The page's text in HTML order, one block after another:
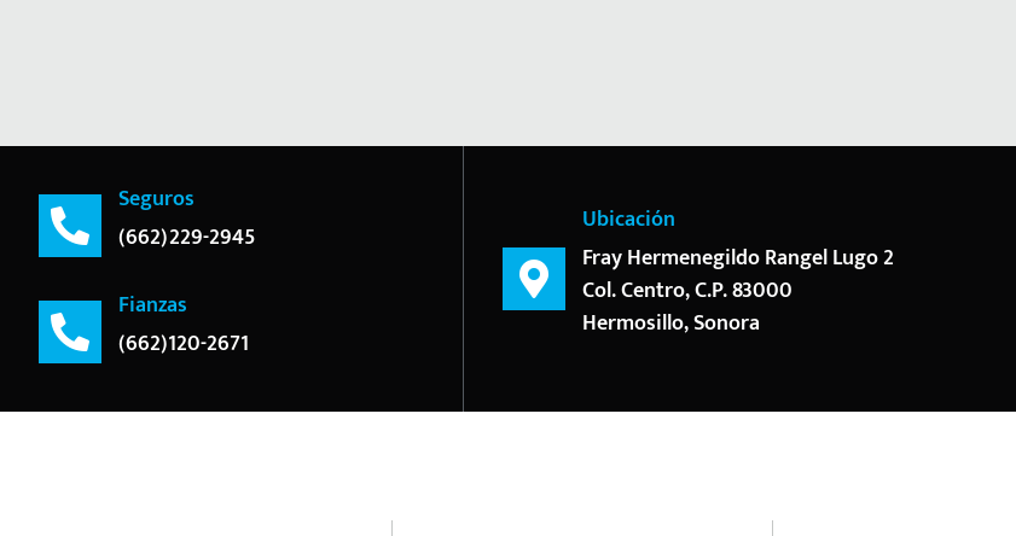
Seguros
(662)229-2945
Fianzas
(662)120-2671
Ubicación
Fray Hermenegildo Rangel Lugo 2
Col. Centro, C.P. 83000
Hermosillo, Sonora